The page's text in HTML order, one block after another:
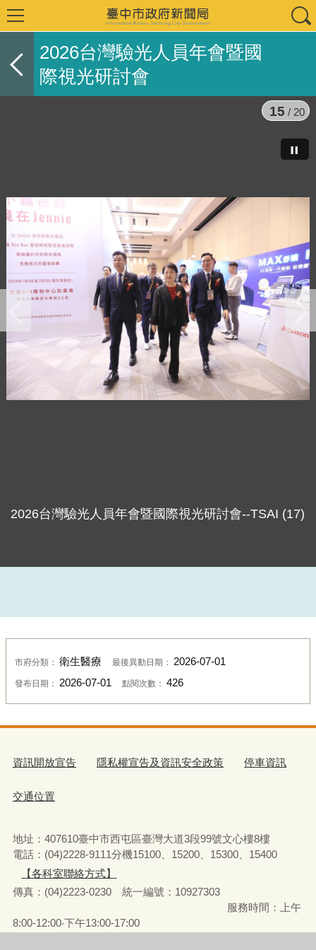
2026台灣驗光人員年會暨國
際視光研討會
2026台灣驗光人員年會暨國際視光研討會--TSAI (17)
15 / 20
市府分類： 衛生醫療 最後異動日期： 2026-07-01
發布日期： 2026-07-01 點閱次數： 426
資訊開放宣告 隱私權宣告及資訊安全政策 停車資訊
交通位置
地址：407610臺中市西屯區臺灣大道3段99號文心樓8樓
電話：(04)2228-9111分機15100、15200、15300、15400
【各科室聯絡方式】
傳真：(04)2223-0230 統一編號： 10927303
服務時間：上午
8:00-12:00‧下午13:00-17:00